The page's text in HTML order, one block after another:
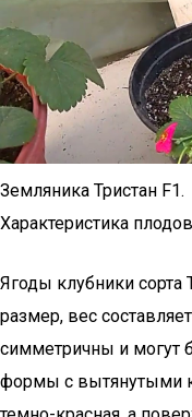
Земляника Тристан F1.
Характеристика
Ягоды клубники
размер, вес
симметричны и могут
формы с вытянутыми